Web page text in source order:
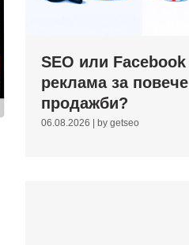
SEO или Facebook
реклама за повече
продажби?
06.08.2026 | by getseo